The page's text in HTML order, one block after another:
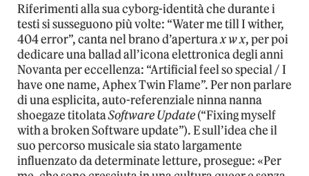
Riferimenti alla sua cyborg-identità che durante i
testi si susseguono più volte: “Water me till I wither,
404 error”, canta nel brano d’aperturax w x, per poi
dedicare una ballad all’icona elettronica degli anni
Novanta per eccellenza: “Artificial feel so special / I
have one name, Aphex Twin Flame”. Per non parlare
di una esplicita, auto-referenziale ninna nanna
shoegaze titolataSoftware Update(“Fixing myself
with a broken Software update”). E sull’idea che il
suo percorso musicale sia stato largamente
influenzato da determinate letture, prosegue: «Per